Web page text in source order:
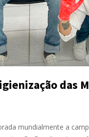
das
mundialmente a